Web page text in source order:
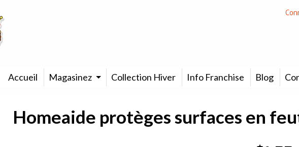
Accueil Magasinez Collection Hiver Info Franchise Blog
Homeaide protèges surfaces en